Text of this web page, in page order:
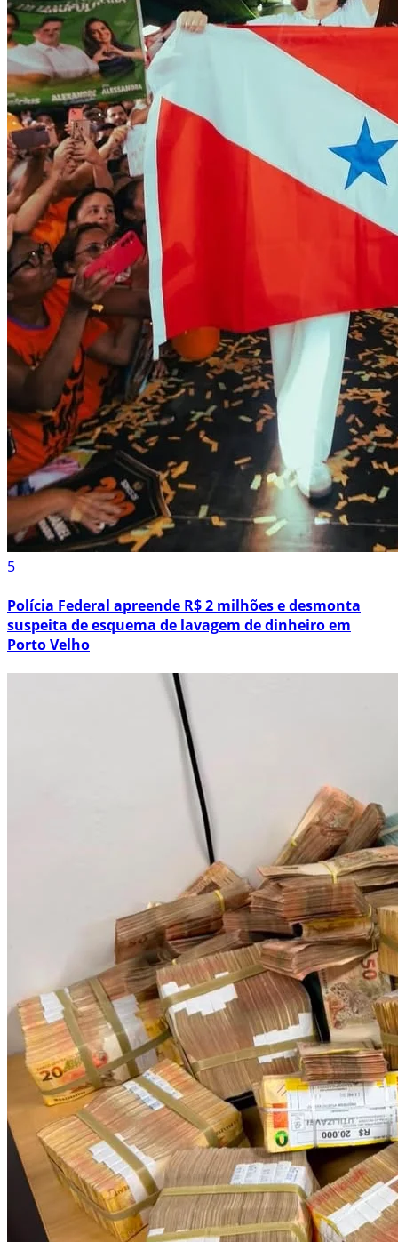
5
Polícia Federal apreende R$ 2 milhões e desmonta
suspeita de esquema de lavagem de dinheiro em
Porto Velho